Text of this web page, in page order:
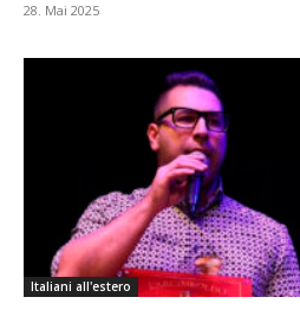
28. Mai 2025
Italiani all'estero